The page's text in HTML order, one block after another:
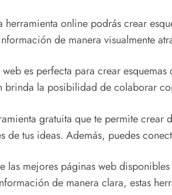
herramienta online podrás crear
de manera visualmente
web es perfecta para crear
brinda la posibilidad de colaborar
gratuita que te permite
de tus ideas. Además, puedes
las mejores páginas web
de manera clara, estas